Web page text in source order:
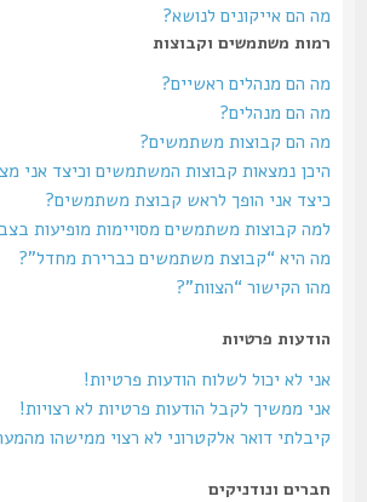
מה הם אייקונים לנושא?
רמות משתמשים וקבוצות
מה הם מנהלים ראשיים?
מה הם מנהלים?
מה הם קבוצות משתמשים?
היכן נמצאות קבוצות המשתמשים וכיצד אני
כיצד אני הופך לראש קבוצת משתמשים?
למה קבוצות משתמשים מסויימות מופיעות בצבעים
מה היא “קבוצת משתמשים כברירת מחדל”?
מהו הקישור “הצוות”?
הודעות פרטיות
אני לא יכול לשלוח הודעות פרטיות!
אני ממשיך לקבל הודעות פרטיות לא רצויות!
קיבלתי דואר אלקטרוני לא רצוי ממישהו מהמערכת
חברים ונודניקים